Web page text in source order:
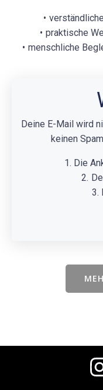
praktische
menschliche
Deine E-Mail wird
keinen
Die